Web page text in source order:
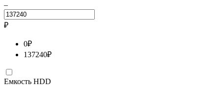
–
₽
0₽
137240₽
Емкость HDD